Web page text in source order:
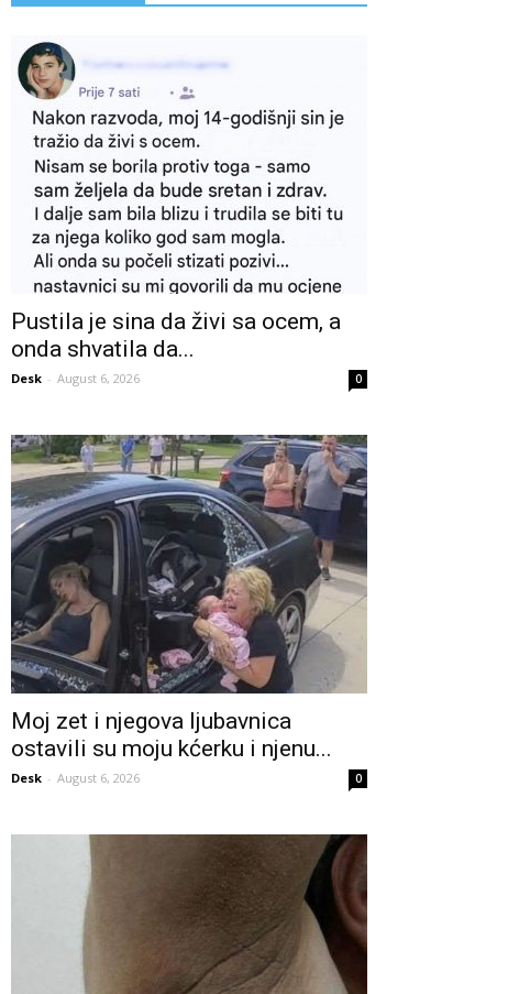
Pustila je sina da živi sa ocem, a
onda shvatila da...
Desk - August 6, 2026 0
Moj zet i njegova ljubavnica
ostavili su moju kćerku i njenu...
Desk - August 6, 2026 0